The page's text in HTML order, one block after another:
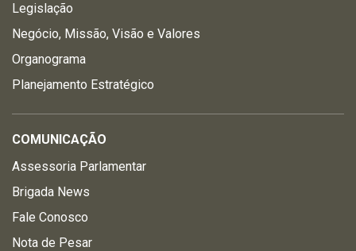
Legislação
Negócio, Missão, Visão e Valores
Organograma
Planejamento Estratégico
COMUNICAÇÃO
Assessoria Parlamentar
Brigada News
Fale Conosco
Nota de Pesar